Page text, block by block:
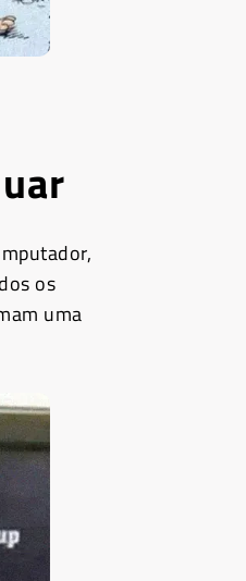
os
uma